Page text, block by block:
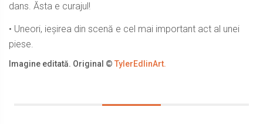
dans. Ăsta e curajul!
• Uneori, ieșirea din scenă e cel mai important act al unei
piese.
Imagine editată. Original © TylerEdlinArt.